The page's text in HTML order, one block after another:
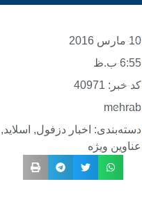
10 مارس 2016
6:55 ب.ظ
کد خبر: 40971
mehrab
دسته‌بندی: اخبار دزفول, اسلاید,
عناوین ویژه